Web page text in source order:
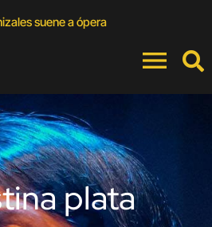
suene a ópera
plata